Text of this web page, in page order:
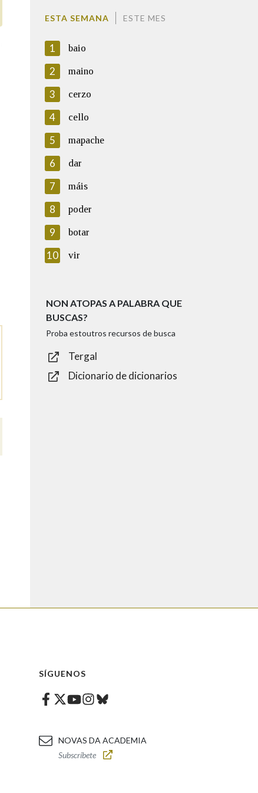
ESTA SEMANA ESTE MES
1 baio
2 maino
3 cerzo
4 cello
5 mapache
6 dar
7 máis
8 poder
9 botar
10 vir
NON ATOPAS A PALABRA QUE
BUSCAS?
Proba estoutros recursos de busca
Tergal
Dicionario de dicionarios
SÍGUENOS
Facebook
Twitter
Youtube
Instagram
Bluesky
NOVAS DA ACADEMIA
Subscríbete